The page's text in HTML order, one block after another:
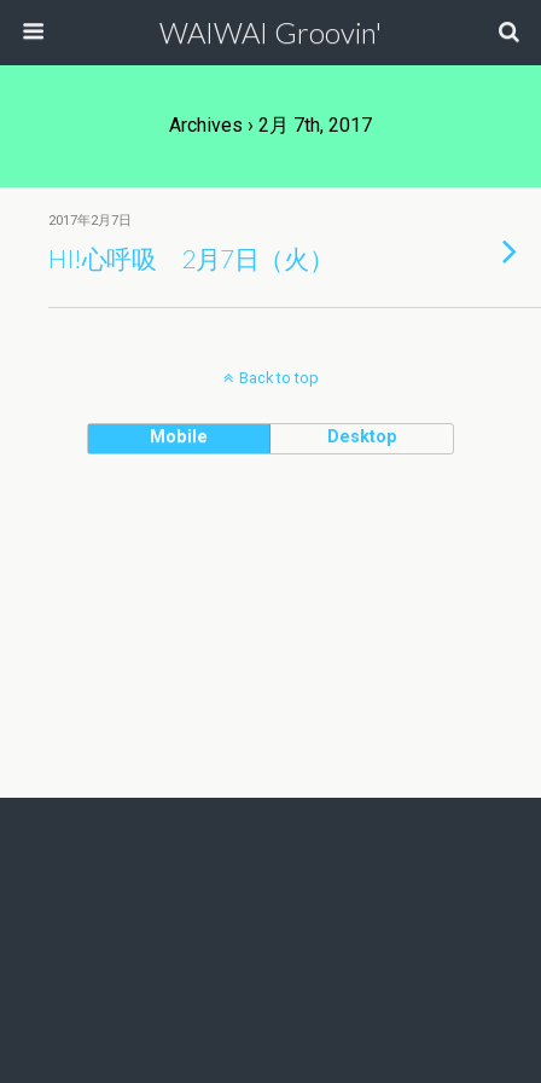
WAIWAI Groovin'
Archives › 2月 7th, 2017
2017年2月7日
HI!心呼吸 2月7日（火）
Back to top
Mobile Desktop